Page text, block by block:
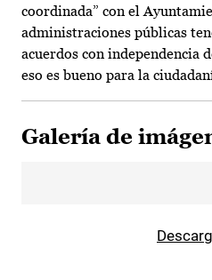
coordinada” con el
administraciones públicas
acuerdos con independencia
eso es bueno para la
Galería de